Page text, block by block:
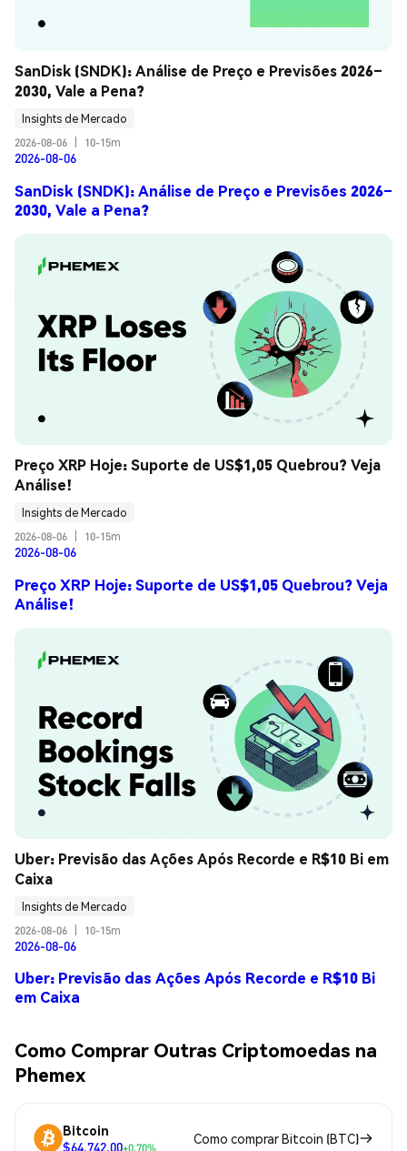
SanDisk (SNDK): Análise de Preço e Previsões 2026–
2030, Vale a Pena?
Insights de Mercado
2026-08-06
10-15m
2026-08-06
SanDisk (SNDK): Análise de Preço e Previsões 2026–
2030, Vale a Pena?
Preço XRP Hoje: Suporte de US$1,05 Quebrou? Veja
Análise!
Insights de Mercado
2026-08-06
10-15m
2026-08-06
Preço XRP Hoje: Suporte de US$1,05 Quebrou? Veja
Análise!
Uber: Previsão das Ações Após Recorde e R$10 Bi em
Caixa
Insights de Mercado
2026-08-06
10-15m
2026-08-06
Uber: Previsão das Ações Após Recorde e R$10 Bi
em Caixa
Como Comprar Outras Criptomoedas na
Phemex
Bitcoin
$64,742.00+0.70%
Como comprar Bitcoin (BTC)